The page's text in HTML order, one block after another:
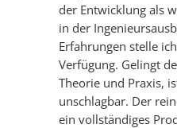
der Entwicklung als
in der
Erfahrungen stelle
Verfügung. Gelingt
Theorie und Praxis,
unschlagbar. Der
ein vollständiges